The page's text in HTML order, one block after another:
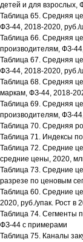
детей и для взрослых,
Таблица 65. Средняя
ФЗ-44, 2018-2020, руб./
Таблица 66. Средняя
производителям, ФЗ-
Таблица 67. Средняя
ФЗ-44, 2018-2020, руб./
Таблица 68. Средняя
маркам, ФЗ-44, 2018-
Таблица 69. Средняя
производителям, ФЗ-
Таблица 70. Средняя
Таблица 71. Индексы
Таблица 72. Средние
средние цены, 2020,
Таблица 73. Средние
разрезе по ценовым
Таблица 60. Средние
2020, руб./упак. Рост в
Таблица 74. Сегменты
ФЗ-44 с примерами
Таблица 75. Каналы